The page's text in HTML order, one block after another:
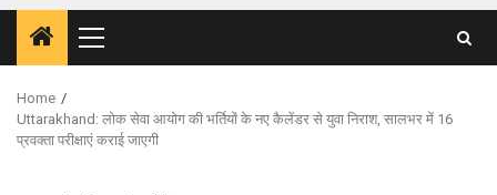
Primary
Menu
Home
Uttarakhand: लोक सेवा आयोग की भर्तियों के नए कैलेंडर से युवा निराश, सालभर में 16
प्रवक्ता परीक्षाएं कराई जाएगी